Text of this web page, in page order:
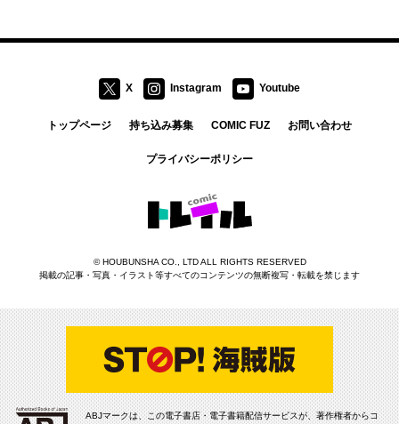
X Instagram Youtube
トップページ 持ち込み募集 COMIC FUZ お問い合わせ
プライバシーポリシー
コミックトレイル
©HOUBUNSHA CO., LTDALL RIGHTS RESERVED
掲載の記事・写真・イラスト等すべてのコンテンツの無断複写・転載を禁じます
ABJマークは、この電子書店・電子書籍配信サービスが、著作権者からコ